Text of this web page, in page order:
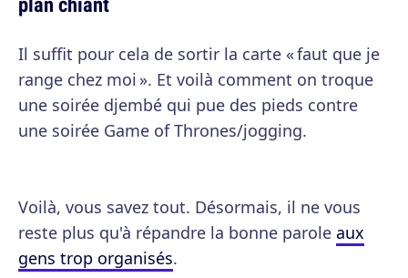
Il suffit pour cela de sortir la carte « faut que je
range chez moi ». Et voilà comment on troque
une soirée djembé qui pue des pieds contre
une soirée Game of Thrones/jogging.
Voilà, vous savez tout. Désormais, il ne vous
reste plus qu'à répandre la bonne parole aux
gens trop organisés.